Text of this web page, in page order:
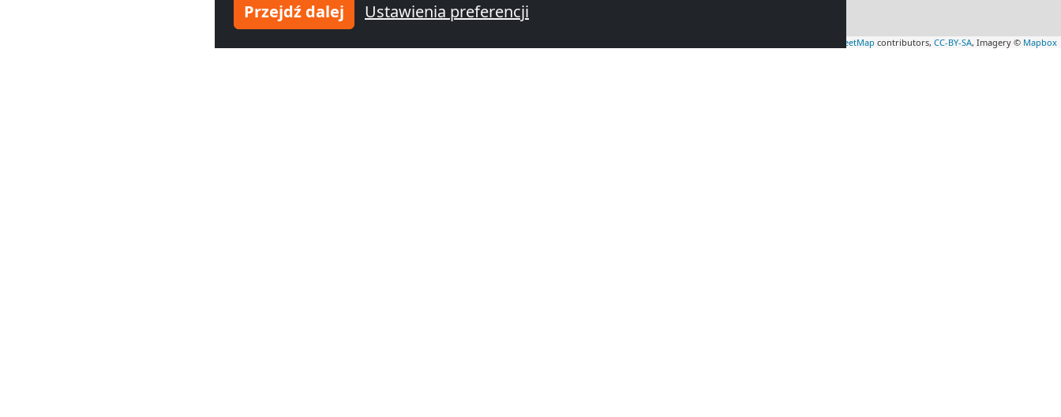
OpenStreetMap contributors, CC-BY-SA, Imagery © Mapbox
Przejdź dalej Ustawienia preferencji